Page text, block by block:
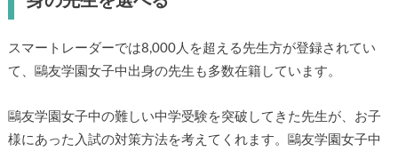
スマートレーダーでは8,000人を超える先生方が登録されてい
て、鷗友学園女子中出身の先生も多数在籍しています。
鷗友学園女子中の難しい中学受験を突破してきた先生が、お子
様にあった入試の対策方法を考えてくれます。鷗友学園女子中